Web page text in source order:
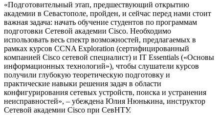
«Подготовительный этап, предшествующий открытию
академии в Севастополе, пройден, и сейчас перед нами стоит
важная задача: начать обучение студентов по программам
подготовки Сетевой академии Cisco. Необходимо
использовать весь спектр возможностей, предлагаемых в
рамках курсов CCNA Exploration (cертифицированный
компанией Cisco сетевой специалист) и IT Essentials («Основы
информационных технологий»), чтобы слушатели курсов
получили глубокую теоретическую подготовку и
практические навыки решения задач в области
конфигурирования сетевых устройств, поиска и устранения
неисправностей», – убеждена Юлия Нюнькина, инструктор
Сетевой академии Cisco при СевНТУ.